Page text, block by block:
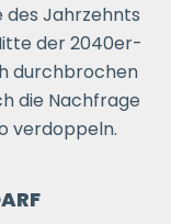
des Jahrzehnts
der 2040er-
durchbrochen
die Nachfrage
verdoppeln.